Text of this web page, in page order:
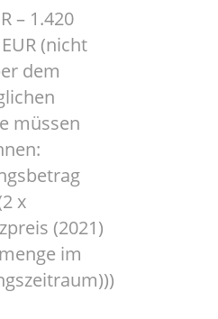
– 1.420
(nicht
dem
müssen
x
(2021)
im